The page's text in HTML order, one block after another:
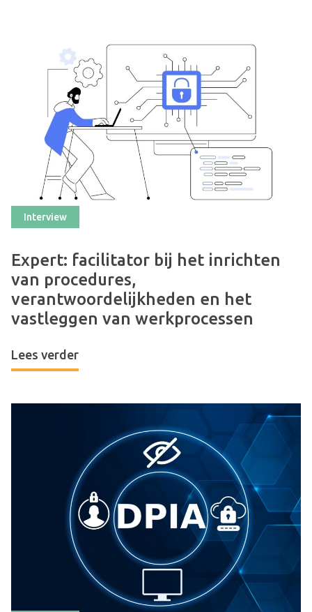
Interview
Expert: facilitator bij het inrichten
van procedures,
verantwoordelijkheden en het
vastleggen van werkprocessen
Lees verder